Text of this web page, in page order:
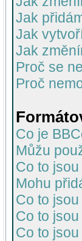
Jak
Jak
Jak
Proč se
Proč
Co je
Můžu
Co to
Mohu
Co to
Co to
Co to